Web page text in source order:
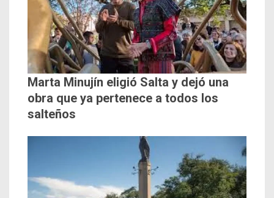
Marta Minujín eligió Salta y dejó una
obra que ya pertenece a todos los
salteños